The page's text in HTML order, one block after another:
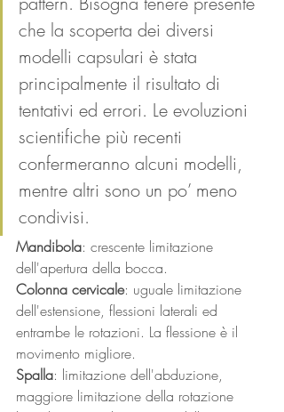
che la scoperta dei diversi
modelli capsulari è stata
principalmente il risultato di
tentativi ed errori. Le evoluzioni
scientifiche più recenti
confermeranno alcuni modelli,
mentre altri sono un po’ meno
condivisi.
Mandibola: crescente limitazione
dell'apertura della bocca.
Colonna cervicale: uguale limitazione
dell'estensione, flessioni laterali ed
entrambe le rotazioni. La flessione è il
movimento migliore.
Spalla: limitazione dell'abduzione,
maggiore limitazione della rotazione